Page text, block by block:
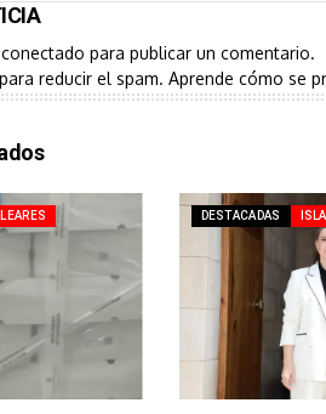
conectado para publicar un comentario.
reducir el spam. Aprende cómo se
DESTACADAS